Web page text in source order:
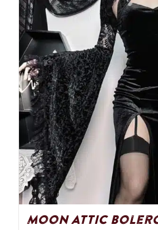
Moon Attic